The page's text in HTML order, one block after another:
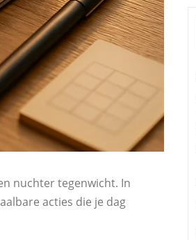
nuchter tegenwicht. In
acties die je dag